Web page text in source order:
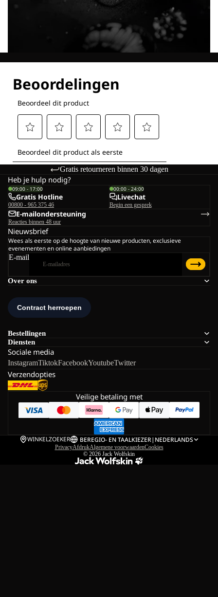
Gratis retourneren binnen 30 dagen
Over ons
Bestellingen
Diensten
Sociale media
InstagramTiktokFacebookYoutubeTwitter
Verzendopties
Heb je hulp nodig?
09:00 - 17:00
Gratis Hotline
00800 - 965 375 46
00:00 - 24:00
Livechat
Begin een gesprek
E-mailondersteuning
Reacties binnen 48 uur
Nieuwsbrief
Wees als eerste op de hoogte van nieuwe producten, exclusieve
evenementen en online aanbiedingen
E-mail
Veilige betaling met
WINKELZOEKER BEREGIO- EN TAALKIEZER| NEDERLANDS
PrivacyAfdrukAlgemene voorwaardenCookies
© 2026 Jack Wolfskin